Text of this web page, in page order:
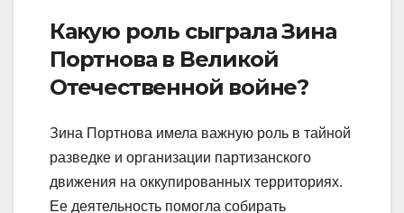
Какую роль сыграла Зина
Портнова в Великой
Отечественной войне?
Зина Портнова имела важную роль в тайной
разведке и организации партизанского
движения на оккупированных территориях.
Ее деятельность помогла собирать